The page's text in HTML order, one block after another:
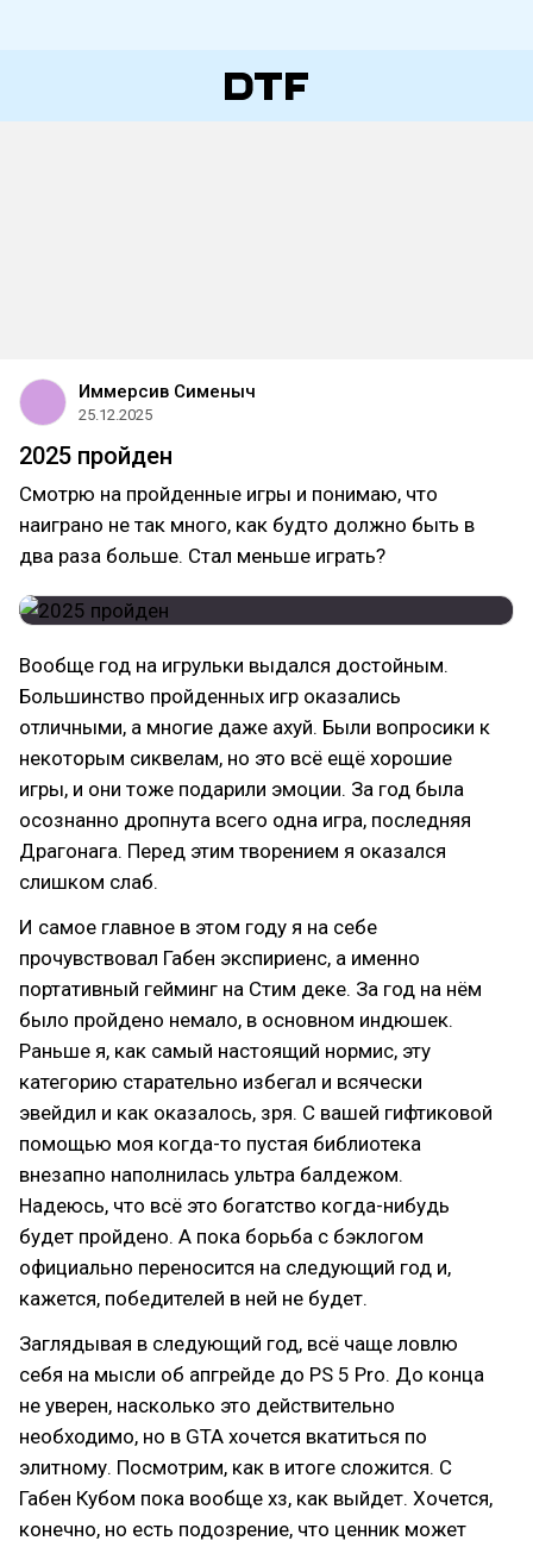
Иммерсив Сименыч
25.12.2025
2025 пройден
Смотрю на пройденные игры и понимаю, что
наиграно не так много, как будто должно быть в
два раза больше. Стал меньше играть?
Вообще год на игрульки выдался достойным.
Большинство пройденных игр оказались
отличными, а многие даже ахуй. Были вопросики к
некоторым сиквелам, но это всё ещё хорошие
игры, и они тоже подарили эмоции. За год была
осознанно дропнута всего одна игра, последняя
Драгонага. Перед этим творением я оказался
слишком слаб.
И самое главное в этом году я на себе
прочувствовал Габен экспириенс, а именно
портативный гейминг на Стим деке. За год на нём
было пройдено немало, в основном индюшек.
Раньше я, как самый настоящий нормис, эту
категорию старательно избегал и всячески
эвейдил и как оказалось, зря. С вашей гифтиковой
помощью моя когда-то пустая библиотека
внезапно наполнилась ультра балдежом.
Надеюсь, что всё это богатство когда-нибудь
будет пройдено. А пока борьба с бэклогом
официально переносится на следующий год и,
кажется, победителей в ней не будет.
Заглядывая в следующий год, всё чаще ловлю
себя на мысли об апгрейде до PS 5 Pro. До конца
не уверен, насколько это действительно
необходимо, но в GTA хочется вкатиться по
элитному. Посмотрим, как в итоге сложится. С
Габен Кубом пока вообще хз, как выйдет. Хочется,
конечно, но есть подозрение, что ценник может